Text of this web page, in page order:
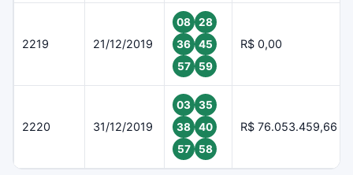
2219 21/12/2019
08
28
36
45
57
59
R$ 0,00
2220 31/12/2019
03
35
38
40
57
58
R$ 76.053.459,66